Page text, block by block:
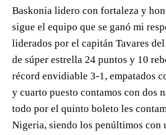
Baskonia lidero con fortaleza y
sigue el equipo que se ganó mi
liderados por el capitán Tavares
de súper estrella 24 puntos y 10
récord envidiable 3-1, empatados
y cuarto puesto contamos con dos
todo por el quinto boleto les
Nigeria, siendo los penúltimos con